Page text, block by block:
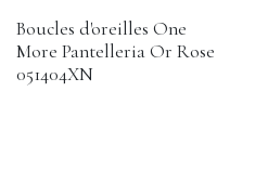
Boucles d'oreilles One
More Pantelleria Or Rose
051404XN